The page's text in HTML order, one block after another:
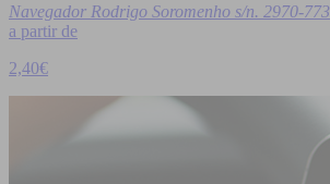
Navegador Rodrigo Soromenho s/n. 2970-773
a partir de
2,40€